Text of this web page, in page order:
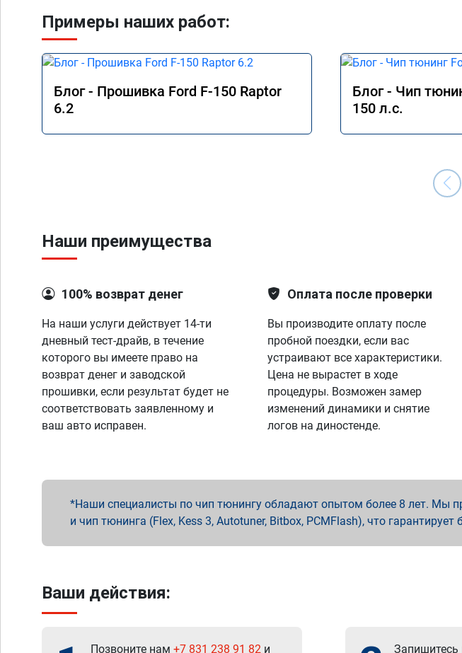
Примеры наших работ:
Блог - Прошивка Ford F-150 Raptor
6.2
Блог - Чип
150 л.с.
Наши преимущества
100% возврат денег
На наши услуги действует 14-ти
дневный тест-драйв, в течение
которого вы имеете право на
возврат денег и заводской
прошивки, если результат будет не
соответствовать заявленному и
ваш авто исправен.
Оплата после проверки
Вы производите оплату после
пробной поездки, если вас
устраивают все характеристики.
Цена не вырастет в ходе
процедуры. Возможен замер
изменений динамики и снятие
логов на диностенде.
Наши специалисты по чип тюнингу обладают опытом более 8 лет. Мы
и чип тюнинга (Flex, Kess 3, Autotuner, Bitbox, PCMFlash), что
Ваши действия:
Позвоните нам +7 831 238 91 82 и
Запишитесь